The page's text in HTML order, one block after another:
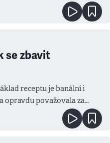
se zbavit
receptu je banální i
opravdu považovala za